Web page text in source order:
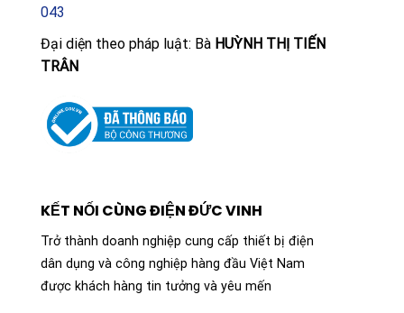
043
Đại diện theo pháp luật: Bà HUỲNH THỊ TIẾN
TRÂN
KẾT NỐI CÙNG ĐIỆN ĐỨC VINH
Trở thành doanh nghiệp cung cấp thiết bị điện
dân dụng và công nghiệp hàng đầu Việt Nam
được khách hàng tin tưởng và yêu mến